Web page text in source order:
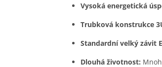
Vysoká energetická
Trubková konstrukce
Standardní velký závit
Dlouhá životnost: